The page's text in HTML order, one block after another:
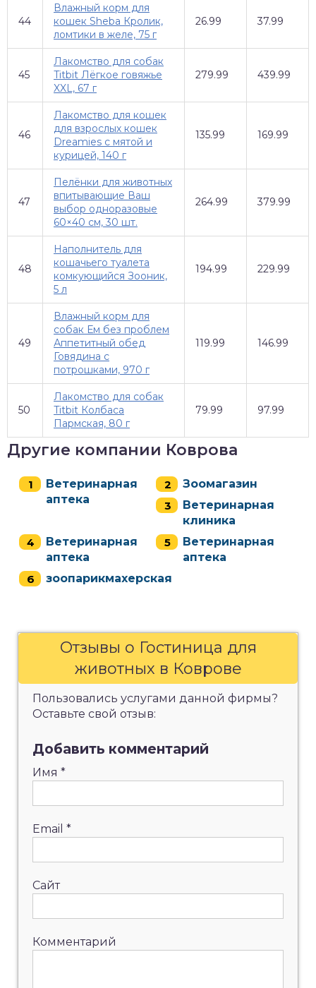
44
Влажный корм для
кошек Sheba Кролик,
ломтики в желе, 75 г
26.99 37.99
45
Лакомство для собак
Titbit Лёгкое говяжье
XXL, 67 г
279.99 439.99
46
Лакомство для кошек
для взрослых кошек
Dreamies с мятой и
курицей, 140 г
135.99 169.99
47
Пелёнки для животных
впитывающие Ваш
выбор одноразовые
60×40 см, 30 шт.
264.99 379.99
48
Наполнитель для
кошачьего туалета
комкующийся Зооник,
5 л
194.99 229.99
49
Влажный корм для
собак Ем без проблем
Аппетитный обед
Говядина с
потрошками, 970 г
119.99 146.99
50
Лакомство для собак
Titbit Колбаса
Пармская, 80 г
79.99 97.99
Другие компании Коврова
Ветеринарная
аптека
Зоомагазин
Ветеринарная
клиника
Ветеринарная
аптека
Ветеринарная
аптека
зоопарикмахерская
Отзывы о Гостиница для
животных в Коврове
Пользовались услугами данной фирмы?
Оставьте свой отзыв:
Добавить комментарий
Имя *
Email *
Сайт
Комментарий